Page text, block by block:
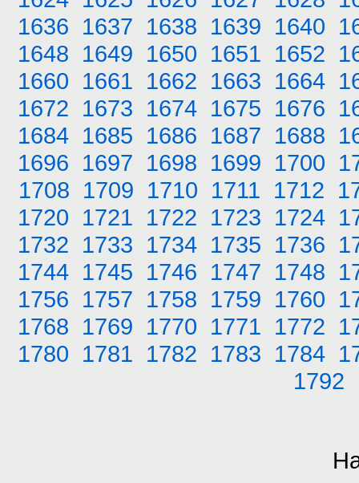
1636 1637 1638 1639 1640
1648 1649 1650 1651 1652
1660 1661 1662 1663 1664
1672 1673 1674 1675 1676
1684 1685 1686 1687 1688
1696 1697 1698 1699 1700
1708 1709 1710 1711 1712
1720 1721 1722 1723 1724
1732 1733 1734 1735 1736
1744 1745 1746 1747 1748
1756 1757 1758 1759 1760
1768 1769 1770 1771 1772
1780 1781 1782 1783 1784
1792